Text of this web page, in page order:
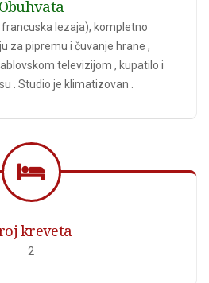
Obuhvata
lezaja), kompletno
za pipremu i čuvanje hrane ,
televizijom , kupatilo i
. Studio je klimatizovan .
kreveta
2